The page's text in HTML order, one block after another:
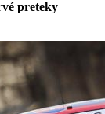
preteky